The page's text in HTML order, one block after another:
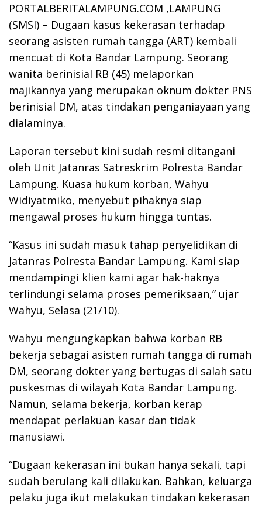
PORTALBERITALAMPUNG.COM ,LAMPUNG
(SMSI) – Dugaan kasus kekerasan terhadap
seorang asisten rumah tangga (ART) kembali
mencuat di Kota Bandar Lampung. Seorang
wanita berinisial RB (45) melaporkan
majikannya yang merupakan oknum dokter PNS
berinisial DM, atas tindakan penganiayaan yang
dialaminya.
Laporan tersebut kini sudah resmi ditangani
oleh Unit Jatanras Satreskrim Polresta Bandar
Lampung. Kuasa hukum korban, Wahyu
Widiyatmiko, menyebut pihaknya siap
mengawal proses hukum hingga tuntas.
“Kasus ini sudah masuk tahap penyelidikan di
Jatanras Polresta Bandar Lampung. Kami siap
mendampingi klien kami agar hak-haknya
terlindungi selama proses pemeriksaan,” ujar
Wahyu, Selasa (21/10).
Wahyu mengungkapkan bahwa korban RB
bekerja sebagai asisten rumah tangga di rumah
DM, seorang dokter yang bertugas di salah satu
puskesmas di wilayah Kota Bandar Lampung.
Namun, selama bekerja, korban kerap
mendapat perlakuan kasar dan tidak
manusiawi.
“Dugaan kekerasan ini bukan hanya sekali, tapi
sudah berulang kali dilakukan. Bahkan, keluarga
pelaku juga ikut melakukan tindakan kekerasan